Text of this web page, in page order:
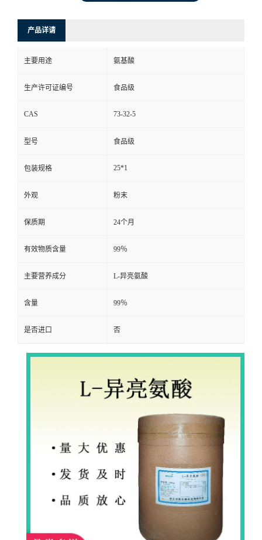
产品详请
主要用途 氨基酸
生产许可证编号 食品级
CAS 73-32-5
型号 食品级
包装规格 25*1
外观 粉末
保质期 24个月
有效物质含量 99％
主要营养成分 L-异亮氨酸
含量 99％
是否进口 否